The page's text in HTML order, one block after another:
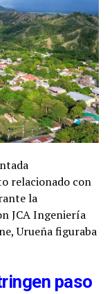
relacionado con
la
JCA Ingeniería
Urueña figuraba
paso